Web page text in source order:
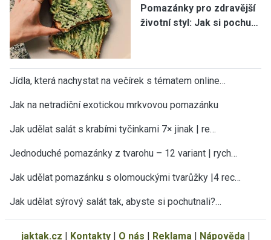
Pomazánky pro zdravější
životní styl: Jak si pochu…
Jídla, která nachystat na večírek s tématem online…
Jak na netradiční exotickou mrkvovou pomazánku
Jak udělat salát s krabími tyčinkami 7× jinak | re…
Jednoduché pomazánky z tvarohu – 12 variant | rych…
Jak udělat pomazánku s olomouckými tvarůžky |4 rec…
Jak udělat sýrový salát tak, abyste si pochutnali?…
jaktak.cz | Kontakty| O nás | Reklama| Nápověda|